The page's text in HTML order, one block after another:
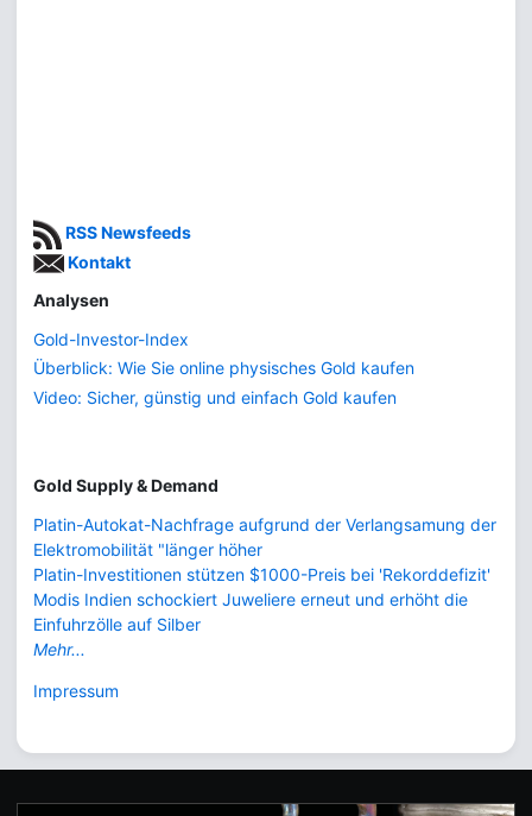
RSS Newsfeeds
Kontakt
Analysen
Gold-Investor-Index
Überblick: Wie Sie online physisches Gold kaufen
Video: Sicher, günstig und einfach Gold kaufen
Gold Supply & Demand
Platin-Autokat-Nachfrage aufgrund der Verlangsamung der
Elektromobilität "länger höher
Platin-Investitionen stützen $1000-Preis bei 'Rekorddefizit'
Modis Indien schockiert Juweliere erneut und erhöht die
Einfuhrzölle auf Silber
Mehr...
Impressum